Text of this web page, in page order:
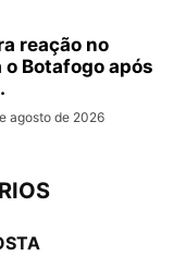
reação no
Botafogo após
agosto de 2026